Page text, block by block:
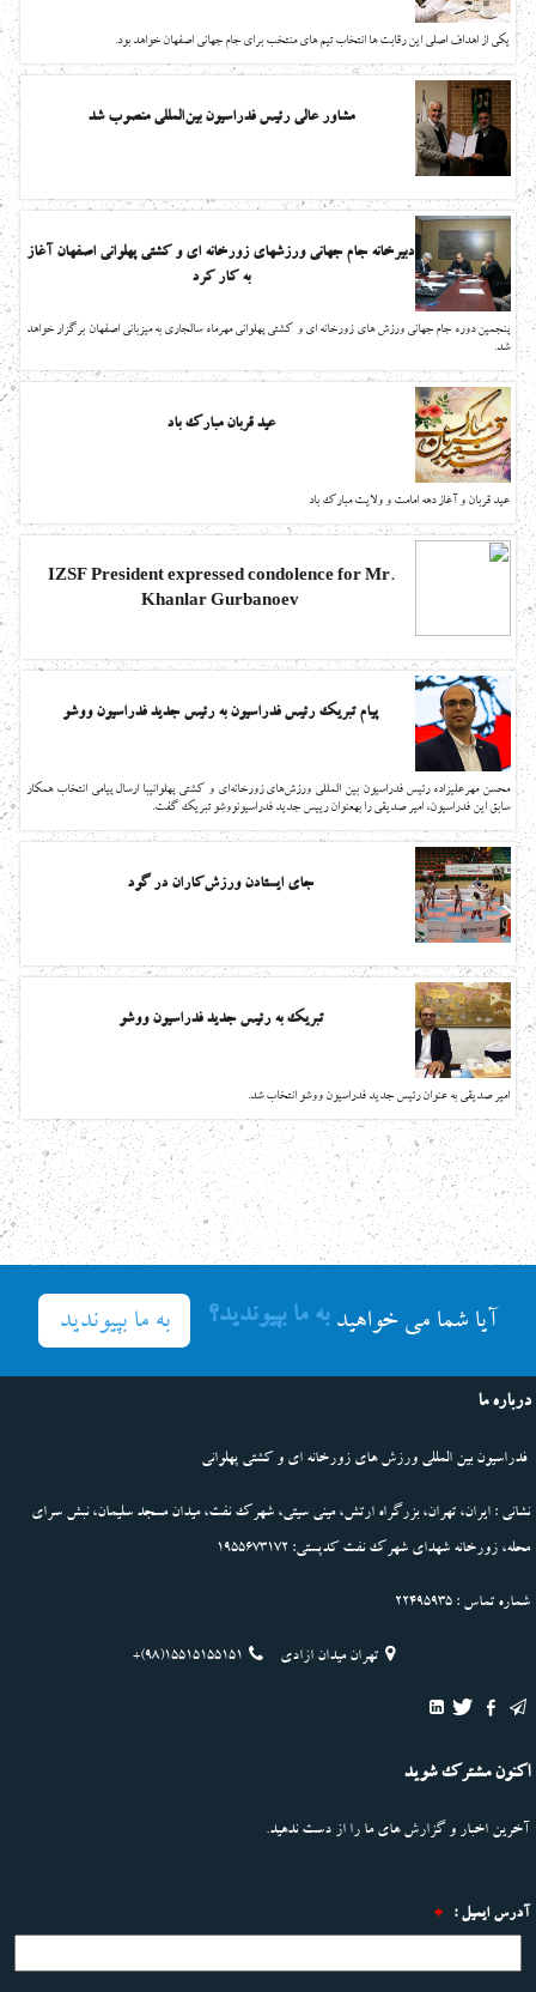
یکی از اهداف اصلی این رقابت ها انتخاب تیم های منتخب برای جام جهانی اصفهان خواهد بود.
مشاور عالی رئیس فدراسیون بین‌المللی منصوب شد
دبیرخانه جام جهانی ورزشهای زورخانه ای و کشتی پهلوانی اصفهان آغاز
به کار کرد
پنجمین دوره جام جهانی ورزش های زورخانه ای و کشتی پهلوانی مهرماه سالجاری به میزبانی اصفهان برگزار خواهد
شد.
عید قربان مبارک باد
عید قربان و آغاز دهه امامت و ولایت مبارک باد
IZSF President expressed condolence for Mr.
Khanlar Gurbanoev
پیام تبریک رئیس فدراسیون به رئیس جدید فدراسیون ووشو
محسن مهرعلیزاده رئیس فدراسیون بین المللی ورزش‌های زورخانه‌ای و کشتی پهلوانیبا ارسال پیامی انتخاب همکار
سابق این فدراسیون، امیر صدیقی را بهعنوان رییس جدید فدراسیونووشو تبریک گفت.
جای ایستادن ورزش‌کاران در گود
تبریک به رئیس جدید فدراسیون ووشو
امیر صدیقی به عنوان رئیس جدید فدراسیون ووشو انتخاب شد.
آیا شما می خواهیدبه ما بپیوندید؟ به ما بپیوندید
درباره ما
فدراسیون بین المللی ورزش های زورخانه ای و کشتی پهلوانی
نشانی : ایران، تهران، بزرگراه ارتش، مینی سیتی، شهرک نفت، میدان مسجد سلیمان، نبش سرای
محله، زورخانه شهدای شهرک نفت کدپستی: 1955673172
شماره تماس : 22495935
تهران میدان ازادی +(98)15515155151
اکنون مشترک شوید
آخرین اخبار و گزارش های ما را از دست ندهید.
آدرس ایمیل : *